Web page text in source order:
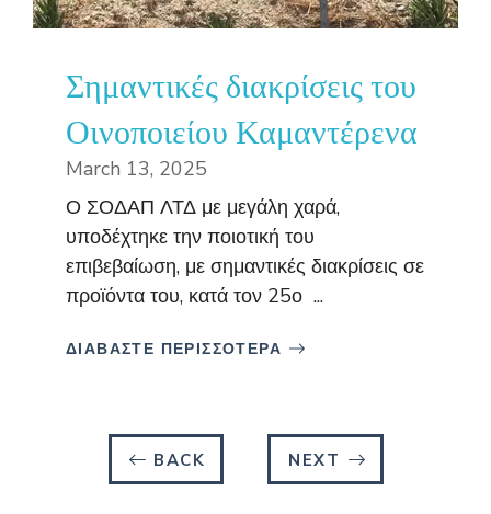
Σημαντικές διακρίσεις του
Οινοποιείου Καμαντέρενα
March 13, 2025
Ο ΣΟΔΑΠ ΛΤΔ με μεγάλη χαρά,
υποδέχτηκε την ποιοτική του
επιβεβαίωση, με σημαντικές διακρίσεις σε
προϊόντα του, κατά τον 25ο ...
ΔΙΑΒΑΣΤΕ ΠΕΡΙΣΣΟΤΕΡΑ
BACK NEXT